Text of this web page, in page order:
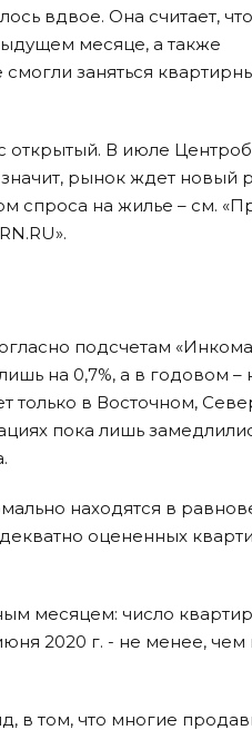
вдвое. Она считает,
месяце, а также
заняться
открытый. В июле
рынок ждет новый
спроса на жилье – см.
подсчетам
на 0,7%, а в годовом –
только в Восточном,
пока лишь
находятся в
оцененных
месяцем: число
2020 г. - не менее, чем
в том, что многие